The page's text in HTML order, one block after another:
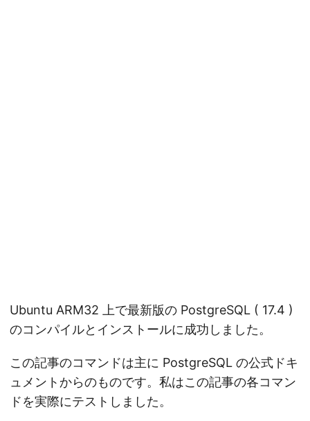
Ubuntu ARM32 上で最新版の PostgreSQL ( 17.4 )
のコンパイルとインストールに成功しました。
この記事のコマンドは主に PostgreSQL の公式ドキ
ュメントからのものです。私はこの記事の各コマン
ドを実際にテストしました。